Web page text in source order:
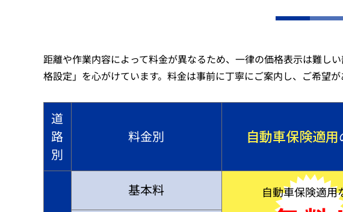
距離や作業内容によって料金が異なるため、一律の価格表示は難し
格設定」を心がけています。料金は事前に丁寧にご案内し、ご希望
道
路
別
料金別 自動車保険適用
基本料 自動車保険適用